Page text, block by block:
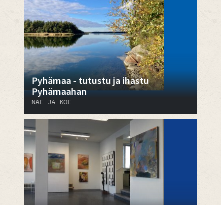
Pyhämaa - tutustu ja ihastu
Pyhämaahan
NÄE JA KOE